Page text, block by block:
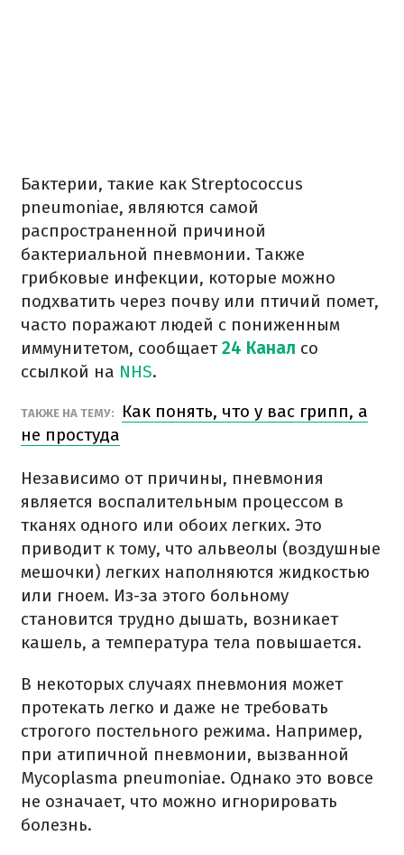
Бактерии, такие как Streptococcus
pneumoniae, являются самой
распространенной причиной
бактериальной пневмонии. Также
грибковые инфекции, которые можно
подхватить через почву или птичий помет,
часто поражают людей с пониженным
иммунитетом, сообщает24 Канал со
ссылкой на NHS.
ТАКЖЕ НА ТЕМУ:
Как понять, что у вас грипп, а
не простуда
Независимо от причины, пневмония
является воспалительным процессом в
тканях одного или обоих легких. Это
приводит к тому, что альвеолы (воздушные
мешочки) легких наполняются жидкостью
или гноем. Из-за этого больному
становится трудно дышать, возникает
кашель, а температура тела повышается.
В некоторых случаях пневмония может
протекать легко и даже не требовать
строгого постельного режима. Например,
при атипичной пневмонии, вызванной
Mycoplasma pneumoniae. Однако это вовсе
не означает, что можно игнорировать
болезнь.